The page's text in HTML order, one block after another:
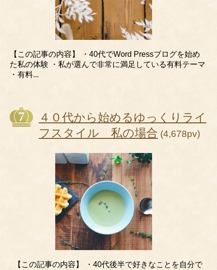
【この記事の内容】 ・40代でWord Pressブログを始め
た私の体験 ・私が選んで非常に満足している有料テーマ
・有料...
４０代から始めるゆっくりライ
フスタイル 私の場合 (4,678pv)
【この記事の内容】 ・40代後半で好きなことを自分で